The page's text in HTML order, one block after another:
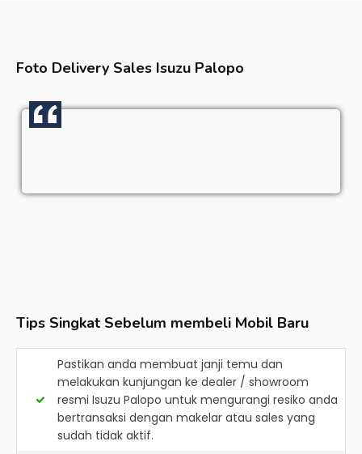
Foto Delivery Sales Isuzu Palopo
Tips Singkat Sebelum membeli Mobil Baru
Pastikan anda membuat janji temu dan
melakukan kunjungan ke dealer / showroom
resmi Isuzu Palopo untuk mengurangi resiko anda
bertransaksi dengan makelar atau sales yang
sudah tidak aktif.